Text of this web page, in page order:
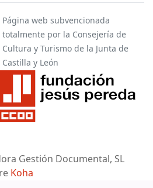
Página web subvencionada
totalmente por la Consejería de
Cultura y Turismo de la Junta de
Castilla y León
Gestión Documental, SL
Koha